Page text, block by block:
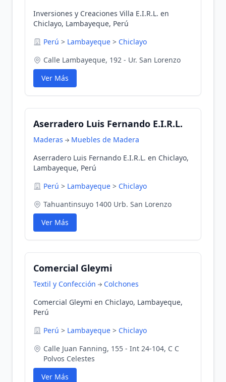
Inversiones y Creaciones Villa E.I.R.L. en
Chiclayo, Lambayeque, Perú
Perú > Lambayeque > Chiclayo
Calle Lambayeque, 192 - Ur. San Lorenzo
Ver Más
Aserradero Luis Fernando E.I.R.L.
Maderas
Muebles de Madera
Aserradero Luis Fernando E.I.R.L. en Chiclayo,
Lambayeque, Perú
Perú > Lambayeque > Chiclayo
Tahuantinsuyo 1400 Urb. San Lorenzo
Ver Más
Comercial Gleymi
Textil y Confección
Colchones
Comercial Gleymi en Chiclayo, Lambayeque,
Perú
Perú > Lambayeque > Chiclayo
Calle Juan Fanning, 155 - Int 24-104, C C
Polvos Celestes
Ver Más